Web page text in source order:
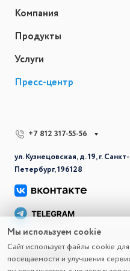
Компания
Продукты
Услуги
Пресс-центр
+7 812 317-55-56
ул. Кузнецовская, д. 19, г. Санкт-
Петербург, 196128
© 2026 СВД ВС
Мы используем cookie
Сайт использует файлы cookie
посещаемости и улучшения